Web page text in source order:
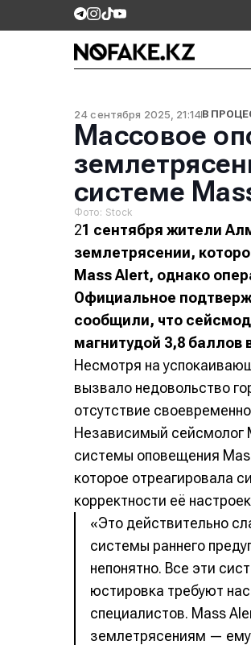
24 сентября 2025, 21:14В
Массовое
системе
Фото: Stock
21 сентября жители
землетрясении,
Mass Alert, однако
Официальное
сообщили, что
магнитудой 3,8 баллов
Несмотря на
вызвало недовольство
отсутствие
Независимый сейсмолог
системы оповещения
которое отреагировала
корректности её
«Это действительно
системы раннего
непонятно. Все эти
юстировка требуют
специалистов. Mass
землетрясениям — ему